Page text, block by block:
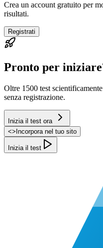
Crea un account gratuito per
risultati.
Registrati
Pronto per
Oltre 1500 test
senza registrazione.
Inizia il test ora
<> Incorpora nel tuo sito
Inizia il test